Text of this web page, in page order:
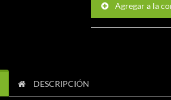
Agregar a la
DESCRIPCIÓN